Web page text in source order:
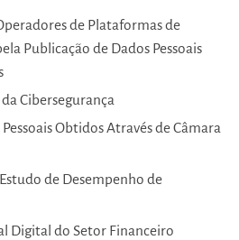
de Plataformas de
Publicação de Dados Pessoais
Cibersegurança
Obtidos Através de Câmara
de Desempenho de
Digital do Setor Financeiro